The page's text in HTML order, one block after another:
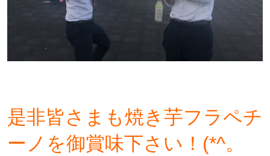
是非皆さまも焼き芋フラペチ
ーノを御賞味下さい！(*^。